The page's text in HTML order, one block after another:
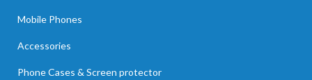
Mobile Phones
Accessories
Phone Cases & Screen protector